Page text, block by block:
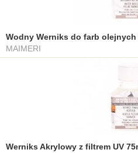
Wodny Werniks do farb olejnych
MAIMERI
Werniks Akrylowy z filtrem UV